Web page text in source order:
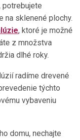
potrebujete
na sklenené plochy.
, ktoré je možné
z množstva
dlhé roky.
radíme drevené
týchto
vybaveniu
domu, nechajte